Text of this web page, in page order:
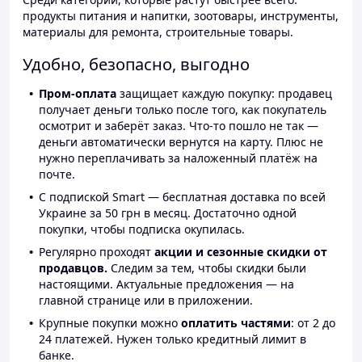
продукты питания и напитки, зоотовары, инструменты,
материалы для ремонта, строительные товары.
Удобно, безопасно, выгодно
Пром-оплата защищает каждую покупку: продавец
получает деньги только после того, как покупатель
осмотрит и заберёт заказ. Что-то пошло не так —
деньги автоматически вернутся на карту. Плюс не
нужно переплачивать за наложенный платёж на
почте.
С подпиской Smart — бесплатная доставка по всей
Украине за 50 грн в месяц. Достаточно одной
покупки, чтобы подписка окупилась.
Регулярно проходят акции и сезонные скидки от
продавцов. Следим за тем, чтобы скидки были
настоящими. Актуальные предложения — на
главной странице или в приложении.
Крупные покупки можно оплатить частями: от 2 до
24 платежей. Нужен только кредитный лимит в
банке.